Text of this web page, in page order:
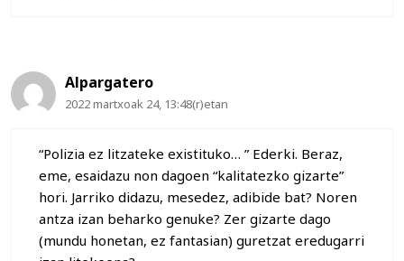
Alpargatero
2022 martxoak 24, 13:48(r)etan
“Polizia ez litzateke existituko… ” Ederki. Beraz,
eme, esaidazu non dagoen “kalitatezko gizarte”
hori. Jarriko didazu, mesedez, adibide bat? Noren
antza izan beharko genuke? Zer gizarte dago
(mundu honetan, ez fantasian) guretzat eredugarri